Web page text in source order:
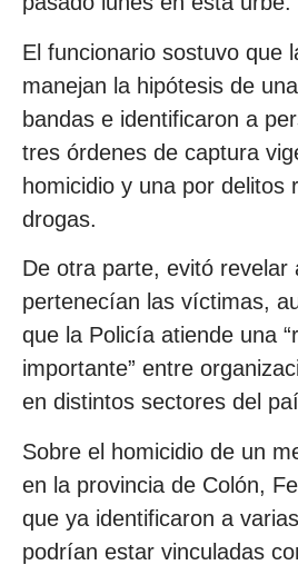
El funcionario sostuvo que
manejan la hipótesis de
bandas e identificaron a
tres órdenes de captura
homicidio y una por delitos
drogas.
De otra parte, evitó revelar
pertenecían las víctimas,
que la Policía atiende una
importante” entre
en distintos sectores del
Sobre el homicidio de un
en la provincia de Colón,
que ya identificaron a
podrían estar vinculadas